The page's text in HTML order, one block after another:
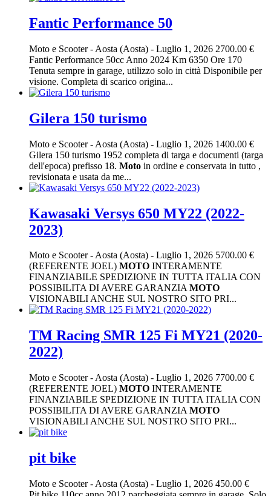
Fantic Performance 50
Moto e Scooter- Aosta (Aosta) - Luglio 1, 2026 2700.00 €
Fantic Performance 50cc Anno 2024 Km 6350 Ore 170
Tenuta sempre in garage, utilizzo solo in città Disponibile per
visione. Completa di scarico origina...
Gilera 150 turismo
Moto e Scooter- Aosta (Aosta) - Luglio 1, 2026 1400.00 €
Gilera 150 turismo 1952 completa di targa e documenti (targa
dell'epoca) prefisso 18. Moto in ordine e conservata in tutto ,
revisionata e usata da me...
Kawasaki Versys 650 MY22 (2022-
2023)
Moto e Scooter-Aosta (Aosta) - Luglio 1, 2026 5700.00 €
(REFERENTE JOEL) MOTO INTERAMENTE
FINANZIABILE SPEDIZIONE IN TUTTA ITALIA CON
POSSIBILITA DI AVERE GARANZIAMOTO
VISIONABILI ANCHE SUL NOSTRO SITO PRI...
TM Racing SMR 125 Fi MY21 (2020-
2022)
Moto e Scooter- Aosta (Aosta) - Luglio 1, 2026 7700.00 €
(REFERENTE JOEL) MOTO INTERAMENTE
FINANZIABILE SPEDIZIONE IN TUTTA ITALIA CON
POSSIBILITA DI AVERE GARANZIA MOTO
VISIONABILI ANCHE SUL NOSTRO SITO PRI...
pit bike
Moto e Scooter- Aosta (Aosta) - Luglio 1, 2026 450.00 €